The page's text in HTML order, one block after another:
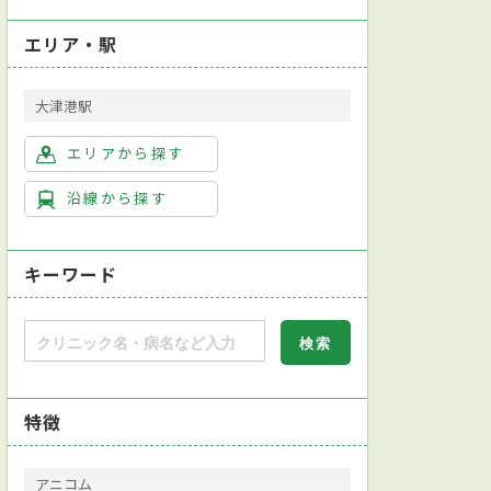
エリア・駅
大津港駅
エリアから探す
沿線から探す
キーワード
特徴
アニコム